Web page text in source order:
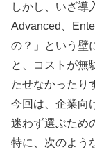
しかし、いざ導
Advanced、
の？」という壁
と、コストが無
たせなかったり
今回は、企業向
迷わず選ぶため
特に、次のよう